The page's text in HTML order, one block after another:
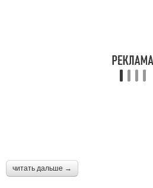
читать дальше →